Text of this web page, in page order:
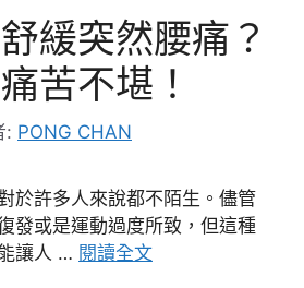
緩突然腰痛？
苦不堪！
: PONG CHAN
於許多人來說都不陌生。儘管
發或是運動過度所致，但這種
讓人 … 閱讀全文